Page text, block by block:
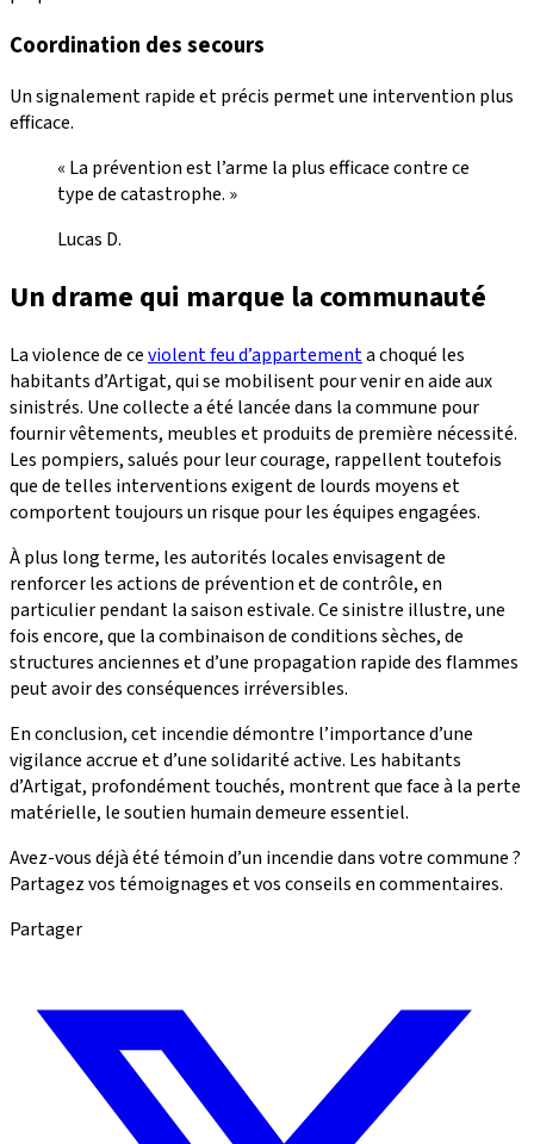
Coordination des secours
Un signalement rapide et précis permet une intervention plus
efficace.
« La prévention est l’arme la plus efficace contre ce
type de catastrophe. »
Lucas D.
Un drame qui marque la communauté
La violence de ceviolent feu d’appartementa choqué les
habitants d’Artigat, qui se mobilisent pour venir en aide aux
sinistrés. Une collecte a été lancée dans la commune pour
fournir vêtements, meubles et produits de première nécessité.
Les pompiers, salués pour leur courage, rappellent toutefois
que de telles interventions exigent de lourds moyens et
comportent toujours un risque pour les équipes engagées.
À plus long terme, les autorités locales envisagent de
renforcer les actions de prévention et de contrôle, en
particulier pendant la saison estivale. Ce sinistre illustre, une
fois encore, que la combinaison de conditions sèches, de
structures anciennes et d’une propagation rapide des flammes
peut avoir des conséquences irréversibles.
En conclusion, cet incendie démontre l’importance d’une
vigilance accrue et d’une solidarité active. Les habitants
d’Artigat, profondément touchés, montrent que face à la perte
matérielle, le soutien humain demeure essentiel.
Avez-vous déjà été témoin d’un incendie dans votre commune ?
Partagez vos témoignages et vos conseils en commentaires.
Partager